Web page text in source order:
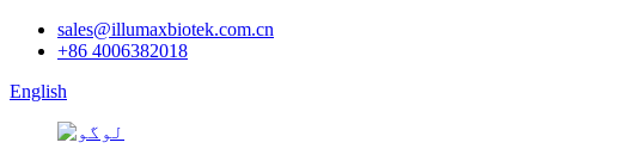
sales@illumaxbiotek.com.cn
+86 4006382018
English